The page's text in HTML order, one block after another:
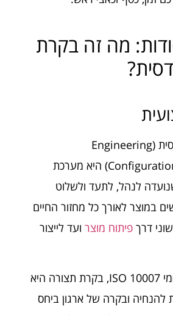
מה זה בקרת
בקרת תצורה הנדסית (Engineering
Configuration Management) היא מערכת
לנהל, לתעד ולשלוט
במוצר לאורך כל מחזור החיים
דרך פיתוח מוצר ועד לייצור
לפי התקן הבינלאומי ISO 10007, בקרת תצורה היא
להנחיה ובקרה של ארגון ביחס